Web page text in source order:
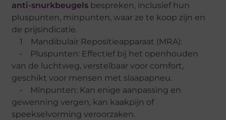
anti-snurkbeugels bespreken, inclusief hun
pluspunten, minpunten, waar ze te koop zijn en
de prijsindicatie.
1 Mandibulair Repositieapparaat (MRA):
• Pluspunten: Effectief bij het openhouden
van de luchtweg, verstelbaar voor comfort,
geschikt voor mensen met slaapapneu.
• Minpunten: Kan enige aanpassing en
gewenning vergen, kan kaakpijn of
speekselvorming veroorzaken.